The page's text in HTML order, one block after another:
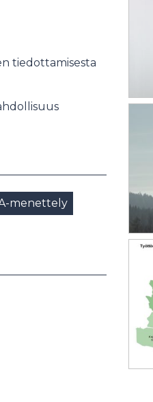
tiedottamisesta
menettely